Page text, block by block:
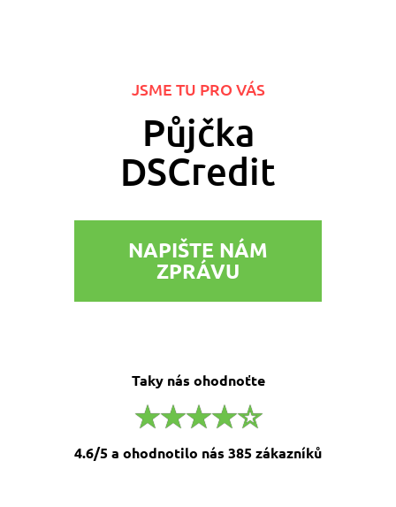
JSME TU PRO VÁS
Půjčka
DSCredit
NAPIŠTE NÁM
ZPRÁVU
Taky nás ohodnoťte
4.6/5 a ohodnotilo nás 385 zákazníků